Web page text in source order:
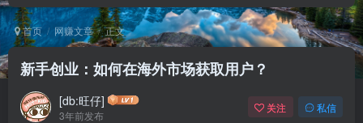
首页 网赚文章 正文
新手创业：如何在海外市场获取用户？
[db:旺仔]
3年前发布
关注 私信